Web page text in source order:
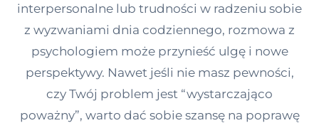
interpersonalne lub trudności w radzeniu sobie
z wyzwaniami dnia codziennego, rozmowa z
psychologiem może przynieść ulgę i nowe
perspektywy. Nawet jeśli nie masz pewności,
czy Twój problem jest “wystarczająco
poważny”, warto dać sobie szansę na poprawę